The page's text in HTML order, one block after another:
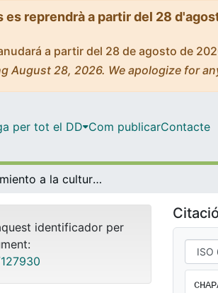
reprendrà a partir del 28
a partir del 28 de agosto de
August 28, 2026. We apologize for
per tot el DD Com publicarContacte
Acercamiento a la cultura del espacio construido. Percepciones, reflexiones y acciones en la ciudad de Bogotá
identificador per
Citació